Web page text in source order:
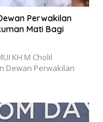
Perwakilan
Mati Bagi
KH M Cholil
Dewan Perwakilan